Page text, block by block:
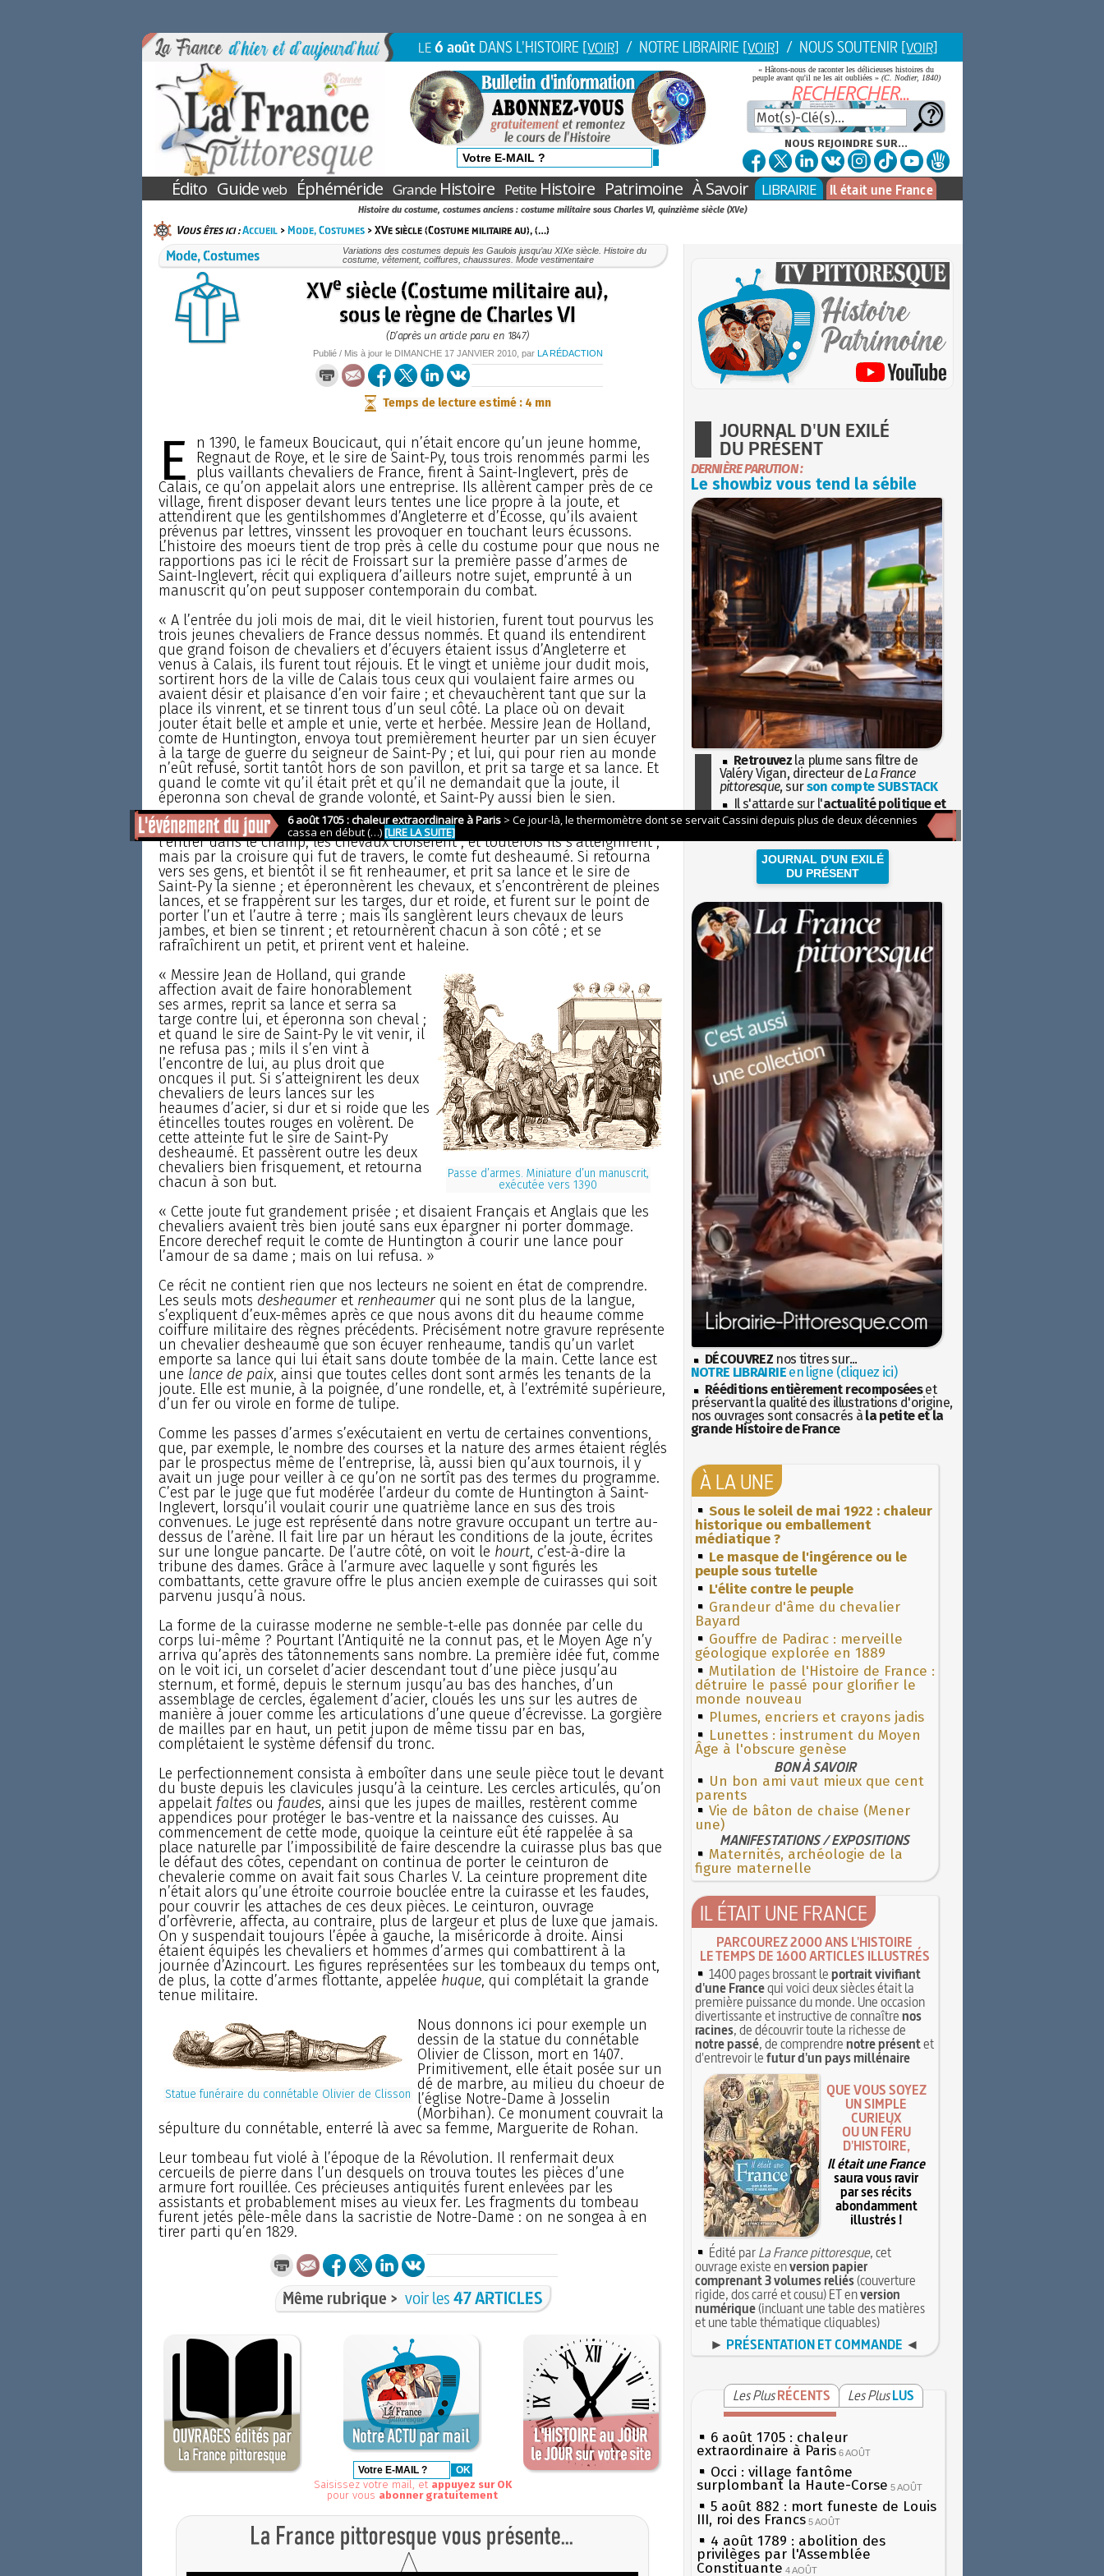
LE6 août DANS L'HISTOIRE [VOIR] / NOTRE LIBRAIRIE [VOIR] / NOUS SOUTENIR [VOIR]
« Hâtons-nous de raconter les délicieuses histoires du
peuple avant qu'il ne les ait oubliées » (C. Nodier, 1840)
NOUS REJOINDRE SUR...
Édito Guideweb Éphéméride GrandeHistoire PetiteHistoire Patrimoine À Savoir LIBRAIRIE Il était une France
Histoire du costume, costumes anciens : costume militaire sous Charles VI, quinzième siècle (XVe)
Vous êtes ici :Accueil>Mode, Costumes> XVe siècle (Costume militaire au), (…)
Mode, Costumes
Variations des costumes depuis les Gaulois jusqu’au XIXe siècle. Histoire du
costume, vêtement, coiffures, chaussures. Mode vestimentaire
XVesiècle (Costume militaire au),
sous le règne de Charles VI
(D’après un article paru en 1847)
Publié / Mis à jour le DIMANCHE 17 JANVIER 2010, par LA RÉDACTION
Temps de lecture estimé : 4 mn
E
n 1390, le fameux Boucicaut, qui n’était encore qu’un jeune homme,
Regnaut de Roye, et le sire de Saint-Py, tous trois renommés parmi les
plus vaillants chevaliers de France, firent à Saint-Inglevert, près de
Calais, ce qu’on appelait alors une entreprise. Ils allèrent camper près de ce
village, firent disposer devant leurs tentes une lice propre à la joute, et
attendirent que les gentilshommes d’Angleterre et d’Écosse, qu’ils avaient
prévenus par lettres, vinssent les provoquer en touchant leurs écussons.
L’histoire des moeurs tient de trop près à celle du costume pour que nous ne
rapportions pas ici le récit de Froissart sur la première passe d’armes de
Saint-Inglevert, récit qui expliquera d’ailleurs notre sujet, emprunté à un
manuscrit qu’on peut supposer contemporain du combat.
« A l’entrée du joli mois de mai, dit le vieil historien, furent tout pourvus les
trois jeunes chevaliers de France dessus nommés. Et quand ils entendirent
que grand foison de chevaliers et d’écuyers étaient issus d’Angleterre et
venus à Calais, ils furent tout réjouis. Et le vingt et unième jour dudit mois,
sortirent hors de la ville de Calais tous ceux qui voulaient faire armes ou
avaient désir et plaisance d’en voir faire ; et chevauchèrent tant que sur la
place ils vinrent, et se tinrent tous d’un seul côté. La place où on devait
jouter était belle et ample et unie, verte et herbée. Messire Jean de Holland,
comte de Huntington, envoya tout premièrement heurter par un sien écuyer
à la targe de guerre du seigneur de Saint-Py ; et lui, qui pour rien au monde
n’eût refusé, sortit tantôt hors de son pavillon, et prit sa targe et sa lance. Et
quand le comte vit qu’il était prêt et qu’il ne demandait que la joute, il
éperonna son cheval de grande volonté, et Saint-Py aussi bien le sien.
« Si abaissèrent leurs lances et prirent leur visée l’un contre l’autre ; mais à
l’entrer dans le champ, les chevaux croisèrent ; et toutefois ils s’atteignirent ;
mais par la croisure qui fut de travers, le comte fut desheaumé. Si retourna
vers ses gens, et bientôt il se fit renheaumer, et prit sa lance et le sire de
Saint-Py la sienne ; et éperonnèrent les chevaux, et s’encontrèrent de pleines
lances, et se frappèrent sur les targes, dur et roide, et furent sur le point de
porter l’un et l’autre à terre ; mais ils sanglèrent leurs chevaux de leurs
jambes, et bien se tinrent ; et retournèrent chacun à son côté ; et se
rafraîchirent un petit, et prirent vent et haleine.
Passe d’armes. Miniature d’un manuscrit,
exécutée vers 1390
« Messire Jean de Holland, qui grande
affection avait de faire honorablement
ses armes, reprit sa lance et serra sa
targe contre lui, et éperonna son cheval ;
et quand le sire de Saint-Py le vit venir, il
ne refusa pas ; mils il s’en vint à
l’encontre de lui, au plus droit que
oncques il put. Si s’atteignirent les deux
chevaliers de leurs lances sur les
heaumes d’acier, si dur et si roide que les
étincelles toutes rouges en volèrent. De
cette atteinte fut le sire de Saint-Py
desheaumé. Et passèrent outre les deux
chevaliers bien frisquement, et retourna
chacun à son but.
« Cette joute fut grandement prisée ; et disaient Français et Anglais que les
chevaliers avaient très bien jouté sans eux épargner ni porter dommage.
Encore derechef requit le comte de Huntington à courir une lance pour
l’amour de sa dame ; mais on lui refusa. »
Ce récit ne contient rien que nos lecteurs ne soient en état de comprendre.
Les seuls mots desheaumeret renheaumerqui ne sont plus de la langue,
s’expliquent d’eux-mêmes après ce que nous avons dit du heaume comme
coiffure militaire des règnes précédents. Précisément notre gravure représente
un chevalier desheaumé que son écuyer renheaume, tandis qu’un varlet
emporte sa lance qui lui était sans doute tombée de la main. Cette lance est
une lance de paix, ainsi que toutes celles dont sont armés les tenants de la
joute. Elle est munie, à la poignée, d’une rondelle, et, à l’extrémité supérieure,
d’un fer ou virole en forme de tulipe.
Comme les passes d’armes s’exécutaient en vertu de certaines conventions,
que, par exemple, le nombre des courses et la nature des armes étaient réglés
par le prospectus même de l’entreprise, là, aussi bien qu’aux tournois, il y
avait un juge pour veiller à ce qu’on ne sortît pas des termes du programme.
C’est par le juge que fut modérée l’ardeur du comte de Huntington à Saint-
Inglevert, lorsqu’il voulait courir une quatrième lance en sus des trois
convenues. Le juge est représenté dans notre gravure occupant un tertre au-
dessus de l’arène. Il fait lire par un héraut les conditions de la joute, écrites
sur une longue pancarte. De l’autre côté, on voit le hourt, c’est-à-dire la
tribune des dames. Grâce à l’armure avec laquelle y sont figurés les
combattants, cette gravure offre le plus ancien exemple de cuirasses qui soit
parvenu jusqu’à nous.
La forme de la cuirasse moderne ne semble-t-elle pas donnée par celle du
corps lui-même ? Pourtant l’Antiquité ne la connut pas, et le Moyen Age n’y
arriva qu’après des tâtonnements sans nombre. La première idée fut, comme
on le voit ici, un corselet d’acier descendant tout d’une pièce jusqu’au
sternum, et formé, depuis le sternum jusqu’au bas des hanches, d’un
assemblage de cercles, également d’acier, cloués les uns sur les autres de
manière à jouer comme les articulations d’une queue d’écrevisse. La gorgière
de mailles par en haut, un petit jupon de même tissu par en bas,
complétaient le système défensif du tronc.
Le perfectionnement consista à emboîter dans une seule pièce tout le devant
du buste depuis les clavicules jusqu’à la ceinture. Les cercles articulés, qu’on
appelait faltesou faudes, ainsi que les jupes de mailles, restèrent comme
appendices pour protéger le bas-ventre et la naissance des cuisses. Au
commencement de cette mode, quoique la ceinture eût été rappelée à sa
place naturelle par l’impossibilité de faire descendre la cuirasse plus bas que
le défaut des côtes, cependant on continua de porter le ceinturon de
chevalerie comme on avait fait sous Charles V. La ceinture proprement dite
n’était alors qu’une étroite courroie bouclée entre la cuirasse et les faudes,
pour couvrir les attaches de ces deux pièces. Le ceinturon, ouvrage
d’orfèvrerie, affecta, au contraire, plus de largeur et plus de luxe que jamais.
On y suspendait toujours l’épée à gauche, la miséricorde à droite. Ainsi
étaient équipés les chevaliers et hommes d’armes qui combattirent à la
journée d’Azincourt. Les figures représentées sur les tombeaux du temps ont,
de plus, la cotte d’armes flottante, appelée huque, qui complétait la grande
tenue militaire.
Statue funéraire du connétable Olivier de Clisson
Nous donnons ici pour exemple un
dessin de la statue du connétable
Olivier de Clisson, mort en 1407.
Primitivement, elle était posée sur un
dé de marbre, au milieu du choeur de
l’église Notre-Dame à Josselin
(Morbihan). Ce monument couvrait la
sépulture du connétable, enterré là avec sa femme, Marguerite de Rohan.
Leur tombeau fut violé à l’époque de la Révolution. Il renfermait deux
cercueils de pierre dans l’un desquels on trouva toutes les pièces d’une
armure fort rouillée. Ces précieuses antiquités furent enlevées par les
assistants et probablement mises au vieux fer. Les fragments du tombeau
furent jetés pêle-mêle dans la sacristie de Notre-Dame : on ne songea à en
tirer parti qu’en 1829.
Même rubrique > voir les47 ARTICLES
Saisissez votre mail, et appuyez sur OK
pour vous abonner gratuitement
JOURNAL D'UN EXILÉ
DU PRÉSENT
DERNIÈRE PARUTION :
Le showbiz vous tend la sébile
Retrouvez la plume sans filtre de
Valéry Vigan, directeur de La France
pittoresque, surson compte SUBSTACK
Il s'attarde sur l'actualité politique et
sociétaleavec la hauteur de vue de
JOURNAL D'UN EXILÉ
DU PRÉSENT
DÉCOUVREZ nos titres sur...
NOTRE LIBRAIRIEen ligne (cliquez ici)
Rééditions entièrement recomposéeset
préservant la qualité des illustrations d'origine,
nos ouvrages sont consacrés à la petite et la
grande Histoire de France
À LA UNE
Sous le soleil de mai 1922 : chaleur
historique ou emballement
médiatique ?
Le masque de l'ingérence ou le
peuple sous tutelle
L'élite contre le peuple
Grandeur d'âme du chevalier
Bayard
Gouffre de Padirac : merveille
géologique explorée en 1889
Mutilation de l'Histoire de France :
détruire le passé pour glorifier le
monde nouveau
Plumes, encriers et crayons jadis
Lunettes : instrument du Moyen
Âge à l'obscure genèse
BON À SAVOIR
Un bon ami vaut mieux que cent
parents
Vie de bâton de chaise (Mener
une)
MANIFESTATIONS / EXPOSITIONS
Maternités, archéologie de la
figure maternelle
IL ÉTAIT UNE FRANCE
PARCOUREZ 2000 ANS L'HISTOIRE
LE TEMPS DE 1600 ARTICLES ILLUSTRÉS
1400 pages brossant leportrait vivifiant
d'une Francequi voici deux siècles était la
première puissance du monde. Une occasion
divertissante et instructive de connaîtrenos
racines, de découvrir toute la richesse de
notre passé, de comprendrenotre présentet
d'entrevoir lefutur d'un pays millénaire
QUE VOUS SOYEZ
UN SIMPLE
CURIEUX
OU UN FÉRU
D'HISTOIRE,
Il était une France
saura vous ravir
par ses récits
abondamment
illustrés !
Édité parLa France pittoresque, cet
ouvrage existe enversion papier
comprenant 3 volumes reliés(couverture
rigide, dos carré et cousu) ET enversion
numérique(incluant une table des matières
et une table thématique cliquables)
► PRÉSENTATION ET COMMANDE ◄
Les Plus RÉCENTS Les Plus LUS
6 août 1705 : chaleur
extraordinaire à Paris 6 AOÛT
Occi : village fantôme
surplombant la Haute-Corse 5 AOÛT
5 août 882 : mort funeste de Louis
III, roi des Francs 5 AOÛT
4 août 1789 : abolition des
privilèges par l'Assemblée
Constituante 4 AOÛT